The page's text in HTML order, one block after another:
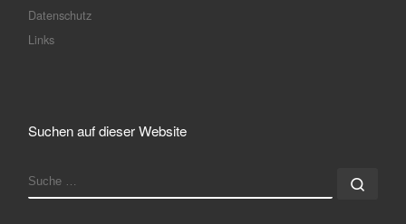
Datenschutz
Links
Suchen auf dieser Website
SUCHE